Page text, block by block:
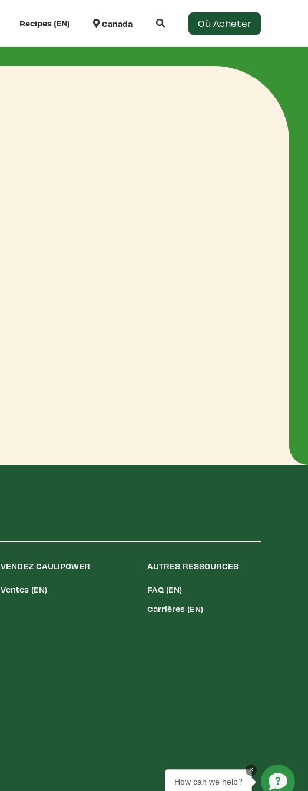
Recipes (EN) Canada Où Acheter
VENDEZ CAULIPOWER
Ventes (EN)
AUTRES RESSOURCES
FAQ (EN)
Carrières (EN)
×
How can we help?